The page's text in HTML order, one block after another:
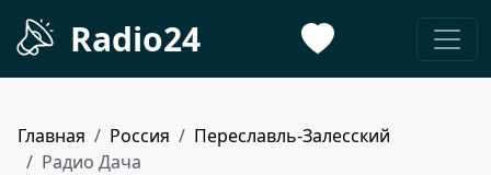
Radio24
Главная Россия
Переславль-Залесский
Радио Дача